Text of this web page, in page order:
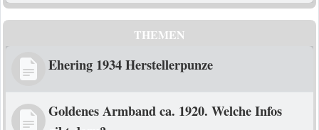
THEMEN
Ehering 1934 Herstellerpunze
Goldenes Armband ca. 1920. Welche Infos